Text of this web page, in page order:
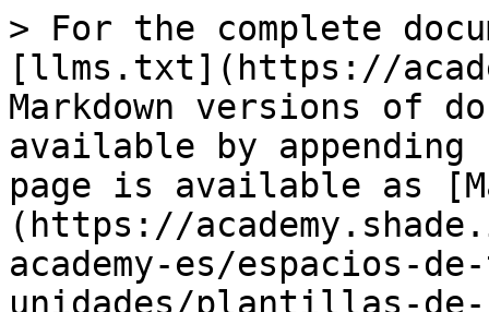
> For the complete
[llms.txt](https://
Markdown versions of
available by
page is available as
(https://
academy-es/espacios-
unidades/plantillas-de-